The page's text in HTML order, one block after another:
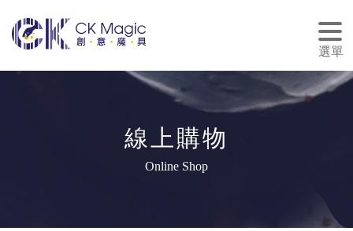
選單
線上購物
Online Shop